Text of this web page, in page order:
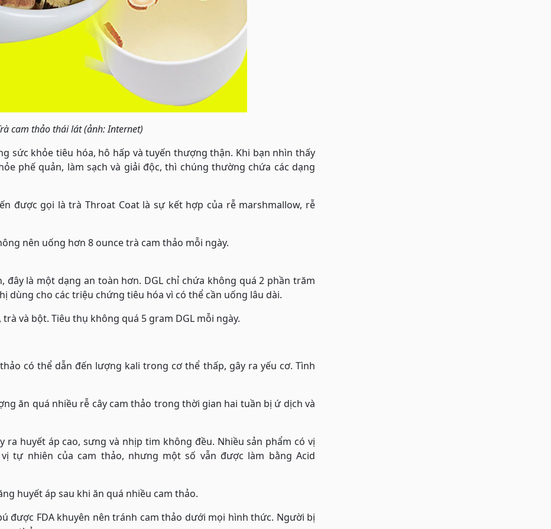
cam thảo thái lát (ảnh: Internet)
sức khỏe tiêu hóa, hô hấp và tuyến thượng thận. Khi bạn nhìn thấy
phế quản, làm sạch và giải độc, thì chúng thường chứa các dạng
được gọi là trà Throat Coat là sự kết hợp của rễ marshmallow, rễ
nên uống hơn 8 ounce trà cam thảo mỗi ngày.
đây là một dạng an toàn hơn. DGL chỉ chứa không quá 2 phần trăm
dùng cho các triệu chứng tiêu hóa vì có thể cần uống lâu dài.
và bột. Tiêu thụ không quá 5 gram DGL mỗi ngày.
có thể dẫn đến lượng kali trong cơ thể thấp, gây ra yếu cơ. Tình
ăn quá nhiều rễ cây cam thảo trong thời gian hai tuần bị ứ dịch và
ra huyết áp cao, sưng và nhịp tim không đều. Nhiều sản phẩm có vị
tự nhiên của cam thảo, nhưng một số vẫn được làm bằng Acid
huyết áp sau khi ăn quá nhiều cam thảo.
được FDA khuyên nên tránh cam thảo dưới mọi hình thức. Người bị